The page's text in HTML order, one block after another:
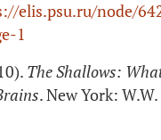
elis.psu.ru/node/
The Shallows:
. New York: